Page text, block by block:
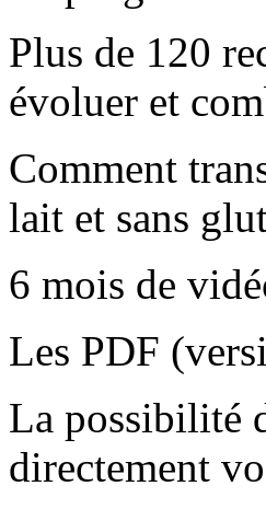
Plus de 120
évoluer et
Comment
lait et sans
6 mois de
Les PDF
La possibilité
directement